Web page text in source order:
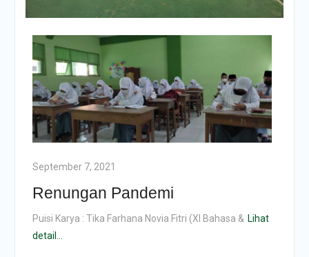
September 7, 2021
Renungan Pandemi
Puisi Karya : Tika Farhana Novia Fitri (XI Bahasa & Lihat
detail...